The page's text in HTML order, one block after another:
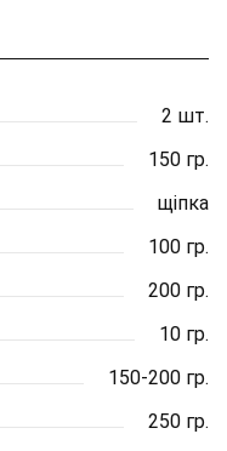
2 шт.
150 гр.
щіпка
100 гр.
200 гр.
10 гр.
150-200 гр.
250 гр.